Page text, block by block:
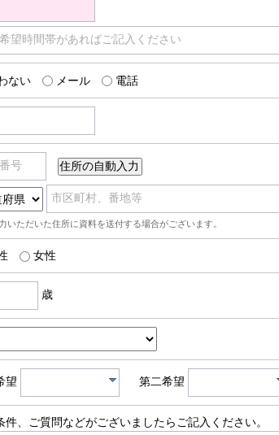
望時間帯があればご記入ください
ない メール 電話
号
市区町村、番地等
いただいた住所に資料を送付する場合がございます。
女性
歳
望 第二希望
件、ご質問などがございましたらご記入ください。